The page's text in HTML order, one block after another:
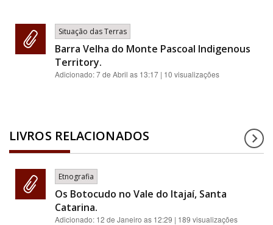
Situação das Terras
Barra Velha do Monte Pascoal Indigenous
Territory.
Adicionado:7 de Abril as 13:17 | 10 visualizações
LIVROS RELACIONADOS
Etnografia
Os Botocudo no Vale do Itajaí, Santa
Catarina.
Adicionado: 12 de Janeiro as 12:29 | 189 visualizações